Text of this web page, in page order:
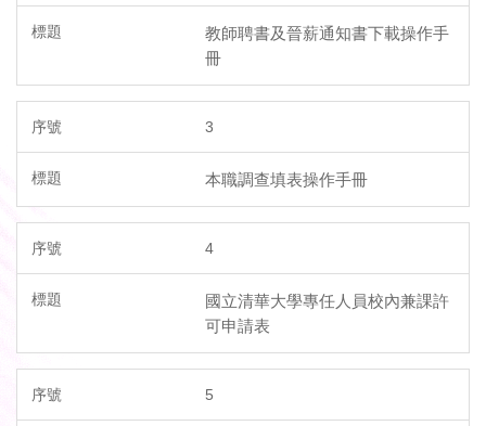
教師聘書及晉薪通知書下載操作手
冊
3
本職調查填表操作手冊
4
國立清華大學專任人員校內兼課許
可申請表
5